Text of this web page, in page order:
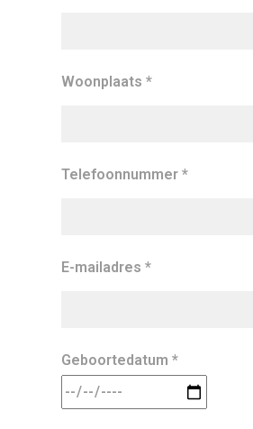
Woonplaats *
Telefoonnummer *
E-mailadres *
Geboortedatum *